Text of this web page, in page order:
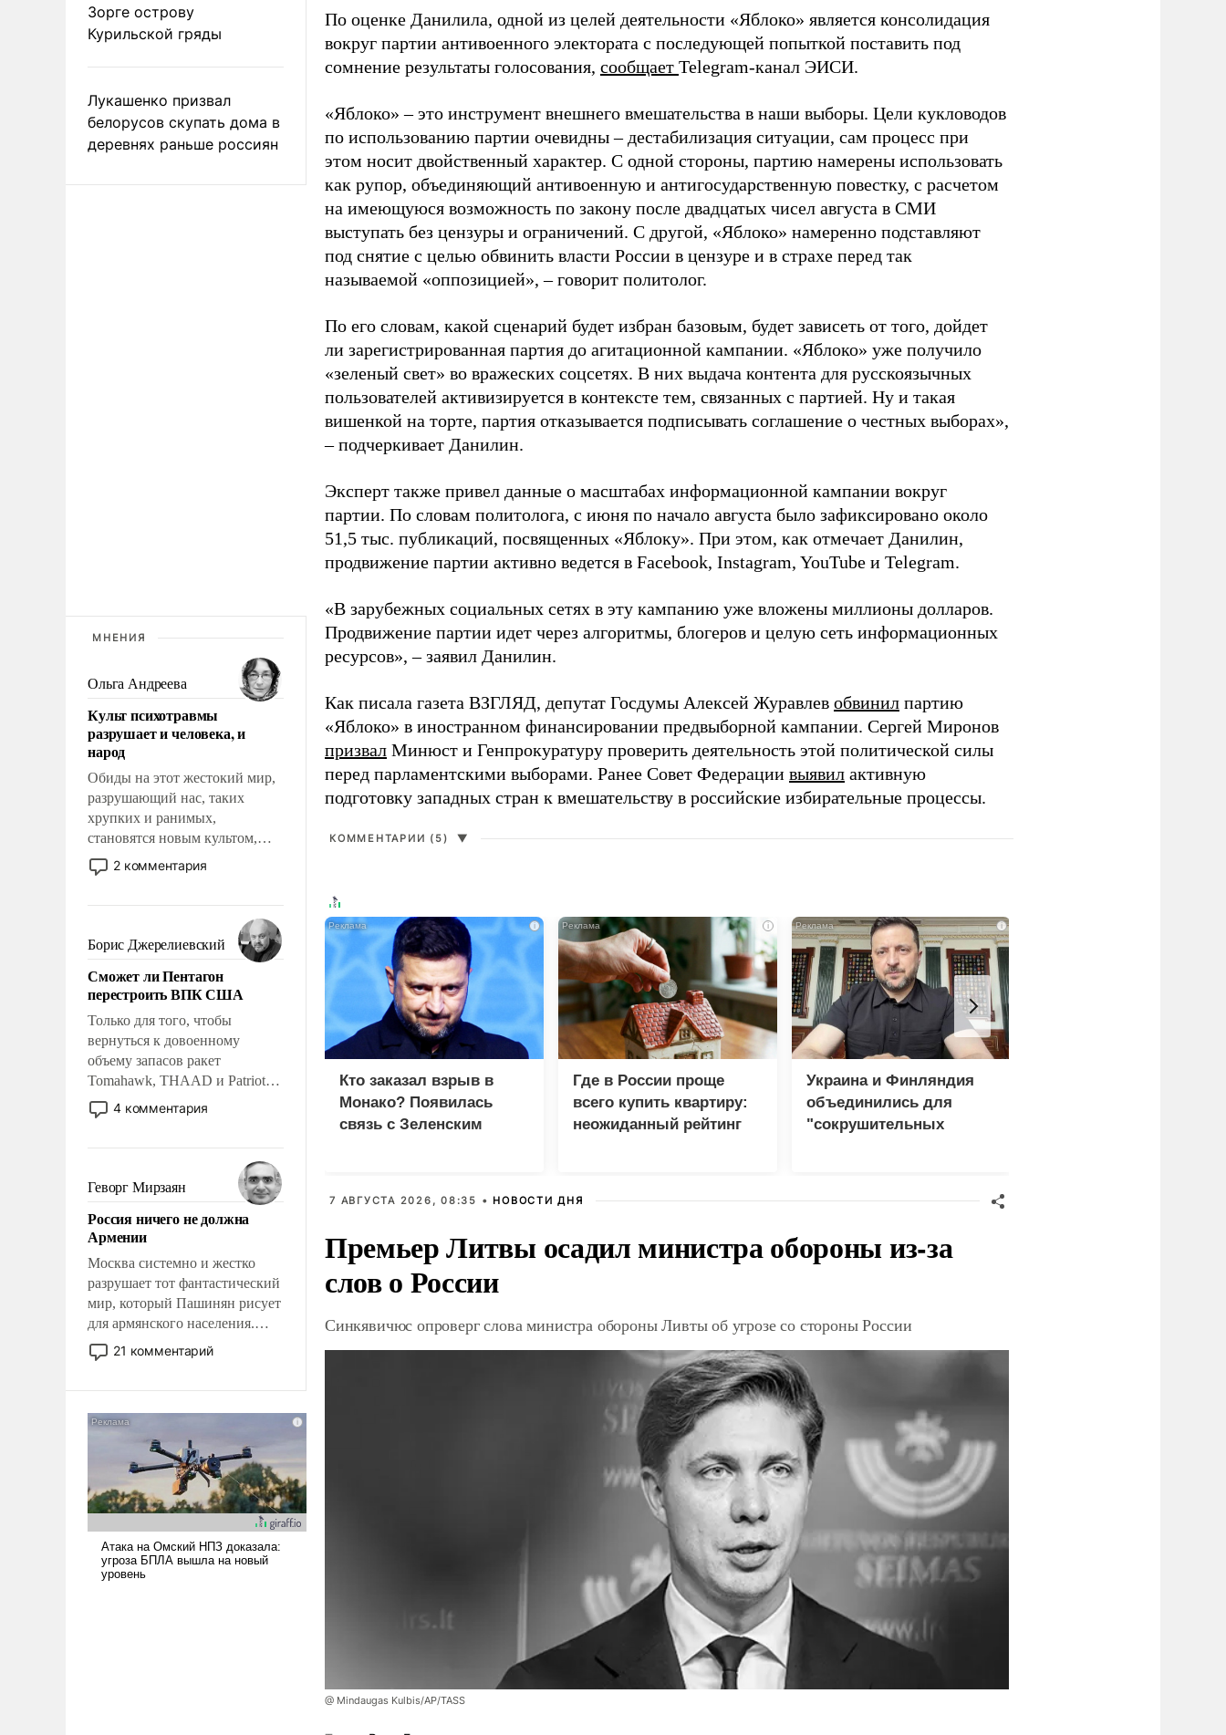
Зорге острову
Курильской гряды
Лукашенко призвал
белорусов скупать дома в
деревнях раньше россиян
МНЕНИЯ
Ольга Андреева
Культ психотравмы
разрушает и человека, и
народ
Обиды на этот жестокий мир,
разрушающий нас, таких
хрупких и ранимых,
становятся новым культом,
постепенно вытесняя и
отменяя традиционное
мужественным и твердым под
ударами судьбы, брать на себя
ответственность, помогать
слабым, идти вперед и
адаптироваться.
2 комментария
Борис Джерелиевский
Сможет ли Пентагон
перестроить ВПК США
Только для того, чтобы
вернуться к довоенному
объему запасов ракет
Tomahawk, THAAD и Patriot
США потребуется более трех
лет. Даже небольшая война с
Сложившаяся ситуация
означает многолетний период
уязвимости США, например,
перед Китаем.
4 комментария
Геворг Мирзаян
Россия ничего не должна
Армении
Москва системно и жестко
разрушает тот фантастический
мир, который Пашинян рисует
для армянского населения.
Мир, где политические
прожекты будут безусловно
налогоплательщиков и где
Еревану за свои поступки не
нужно отвечать.
21 комментарий
По оценке Данилила, одной из целей деятельности «Яблоко» является консолидация
вокруг партии антивоенного электората с последующей попыткой поставить под
сомнение результаты голосования, сообщает Telegram-канал ЭИСИ.
«Яблоко» – это инструмент внешнего вмешательства в наши выборы. Цели кукловодов
по использованию партии очевидны – дестабилизация ситуации, сам процесс при
этом носит двойственный характер. С одной стороны, партию намерены использовать
как рупор, объединяющий антивоенную и антигосударственную повестку, с расчетом
на имеющуюся возможность по закону после двадцатых чисел августа в СМИ
выступать без цензуры и ограничений. С другой, «Яблоко» намеренно подставляют
под снятие с целью обвинить власти России в цензуре и в страхе перед так
называемой «оппозицией», – говорит политолог.
По его словам, какой сценарий будет избран базовым, будет зависеть от того, дойдет
ли зарегистрированная партия до агитационной кампании. «Яблоко» уже получило
«зеленый свет» во вражеских соцсетях. В них выдача контента для русскоязычных
пользователей активизируется в контексте тем, связанных с партией. Ну и такая
вишенкой на торте, партия отказывается подписывать соглашение о честных выборах»,
– подчеркивает Данилин.
Эксперт также привел данные о масштабах информационной кампании вокруг
партии. По словам политолога, с июня по начало августа было зафиксировано около
51,5 тыс. публикаций, посвященных «Яблоку». При этом, как отмечает Данилин,
продвижение партии активно ведется в Facebook, Instagram, YouTube и Telegram.
«В зарубежных социальных сетях в эту кампанию уже вложены миллионы долларов.
Продвижение партии идет через алгоритмы, блогеров и целую сеть информационных
ресурсов», – заявил Данилин.
Как писала газета ВЗГЛЯД, депутат Госдумы Алексей Журавлев обвинил партию
«Яблоко» в иностранном финансировании предвыборной кампании. Сергей Миронов
призвал Минюст и Генпрокуратуру проверить деятельность этой политической силы
перед парламентскими выборами. Ранее Совет Федерации выявил активную
подготовку западных стран к вмешательству в российские избирательные процессы.
КОММЕНТАРИИ (5) ▼
i
Кто заказал взрыв в
Монако? Появилась
связь с Зеленским
i
Где в России проще
всего купить квартиру:
неожиданный рейтинг
i
Украина и Финляндия
объединились для
"сокрушительных
7 АВГУСТА 2026, 08:35 • НОВОСТИ ДНЯ
Премьер Литвы осадил министра обороны из-за
слов о России
Синкявичюс опроверг слова министра обороны Ливты об угрозе со стороны России
@ Mindaugas Kulbis/AP/TASS